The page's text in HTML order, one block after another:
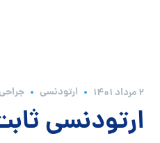
2 مرداد 1401 ارتودنسی
ارتودنسی